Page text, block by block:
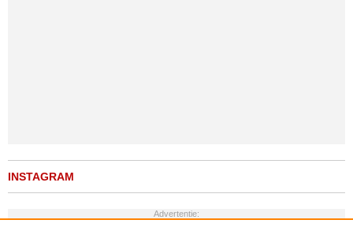
INSTAGRAM
Advertentie: